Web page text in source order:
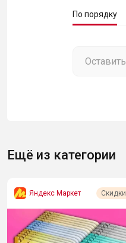
По порядку
Ещё из категории
Яндекс Маркет Скидки